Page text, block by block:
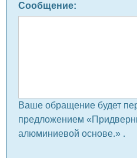
Сообщение:
Ваше обращение будет
предложением
алюминиевой основе.» .